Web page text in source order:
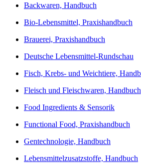
Backwaren, Handbuch
Bio-Lebensmittel, Praxishandbuch
Brauerei, Praxishandbuch
Deutsche Lebensmittel-Rundschau
Fisch, Krebs- und Weichtiere,
Fleisch und Fleischwaren, Handbuch
Food Ingredients & Sensorik
Functional Food, Praxishandbuch
Gentechnologie, Handbuch
Lebensmittelzusatzstoffe, Handbuch